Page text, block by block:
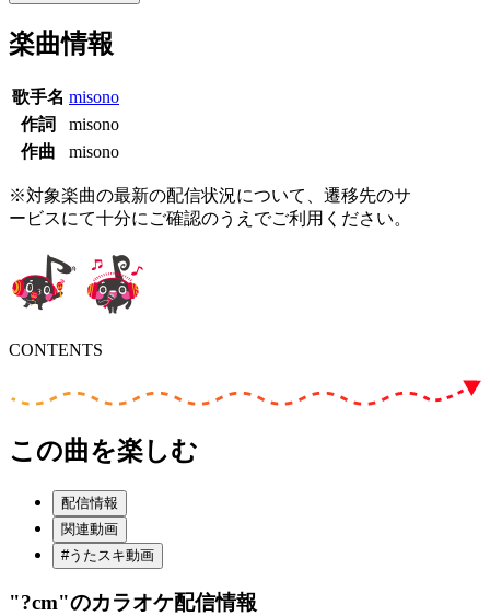
楽曲情報
歌手名 misono
作詞
misono
作曲
misono
※対象楽曲の最新の配信状況について、遷移先のサ
ービスにて十分にご確認のうえでご利用ください。
CONTENTS
この曲を楽しむ
配信情報
関連動画
#うたスキ動画
"?cm"のカラオケ配信情報